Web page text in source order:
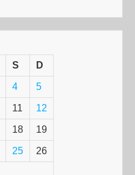
S D
4 5
11 12
18 19
25 26